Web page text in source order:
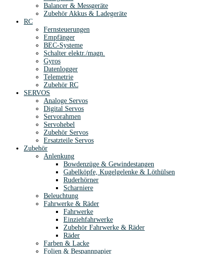
Balancer & Messgeräte
Zubehör Akkus & Ladegeräte
RC
Fernsteuerungen
Empfänger
BEC-Systeme
Schalter elektr./magn.
Gyros
Datenlogger
Telemetrie
Zubehör RC
SERVOS
Analoge Servos
Digital Servos
Servorahmen
Servohebel
Zubehör Servos
Ersatzteile Servos
Zubehör
Anlenkung
Bowdenzüge & Gewindestangen
Gabelköpfe, Kugelgelenke & Löthülsen
Ruderhörner
Scharniere
Beleuchtung
Fahrwerke & Räder
Fahrwerke
Einziehfahrwerke
Zubehör Fahrwerke & Räder
Räder
Farben & Lacke
Folien & Bespannpapier